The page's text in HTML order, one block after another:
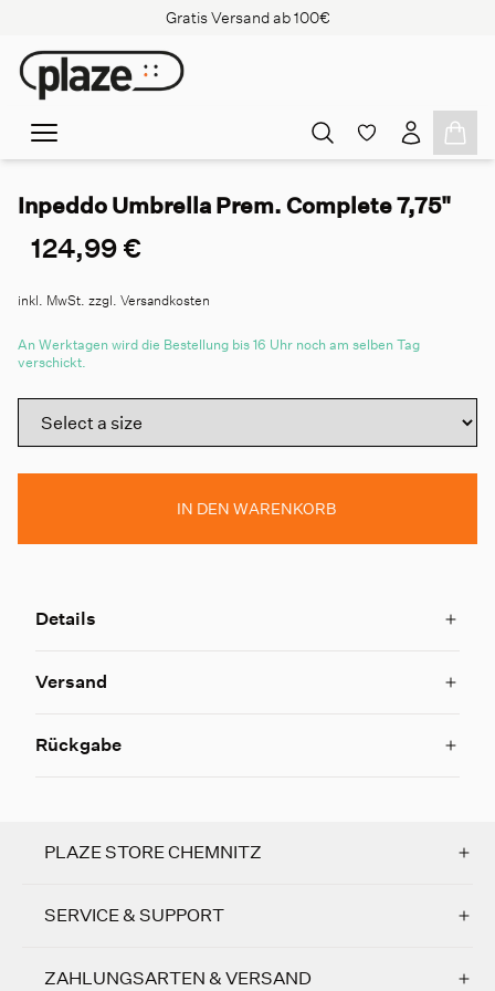
Gratis Versand ab 100€
Inpeddo Umbrella Prem. Complete 7,75"
124,99 €
inkl. MwSt. zzgl. Versandkosten
An Werktagen wird die Bestellung bis 16 Uhr noch am selben Tag
verschickt.
IN DEN WARENKORB
Details
Versand
Rückgabe
PLAZE STORE CHEMNITZ
SERVICE & SUPPORT
ZAHLUNGSARTEN & VERSAND